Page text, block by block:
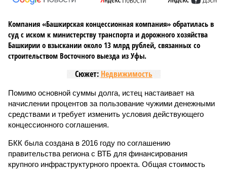
Компания «Башкирская концессионная компания» обратилась в
суд с иском к министерству транспорта и дорожного хозяйства
Башкирии о взыскании около 13 млрд рублей, связанных со
строительством Восточного выезда из Уфы.
Сюжет: Недвижимость
Помимо основной суммы долга, истец настаивает на
начислении процентов за пользование чужими денежными
средствами и требует изменить условия действующего
концессионного соглашения.
БКК была создана в 2016 году по соглашению
правительства региона с ВТБ для финансирования
крупного инфраструктурного проекта. Общая стоимость